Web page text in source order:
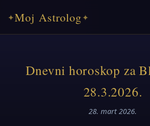
✦Moj Astrolog✦
Dnevni horoskop za
28.3.2026.
28. mart 2026.